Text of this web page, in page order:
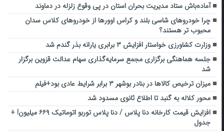
آماده‌باش ستاد مدیریت بحران استان در پی وقوع زلزله در دماوند
چرا خودروهای شاسی بلند و کراس اوورها از خودروهای کلاس سدان
محبوب تر هستند؟
وزارت کشاورزی خواستار افزایش ۳ برابری یارانه بذر گندم شد
جلسه هماهنگی برگزاری مجمع سرمایه‌گذاری سهام عدالت قزوین برگزار
شد
میزان ترخیص کالاها در بنادر بوشهر ۳ برابر شرایط عادی بود+فیلم
محور کلاله به گنبد تا اطلاع ثانوی مسدود شد
افزایش قیمت کارخانه دنا پلاس / دنا پلاس توربو اتوماتیک ۶۶۹ میلیون! +
جدول